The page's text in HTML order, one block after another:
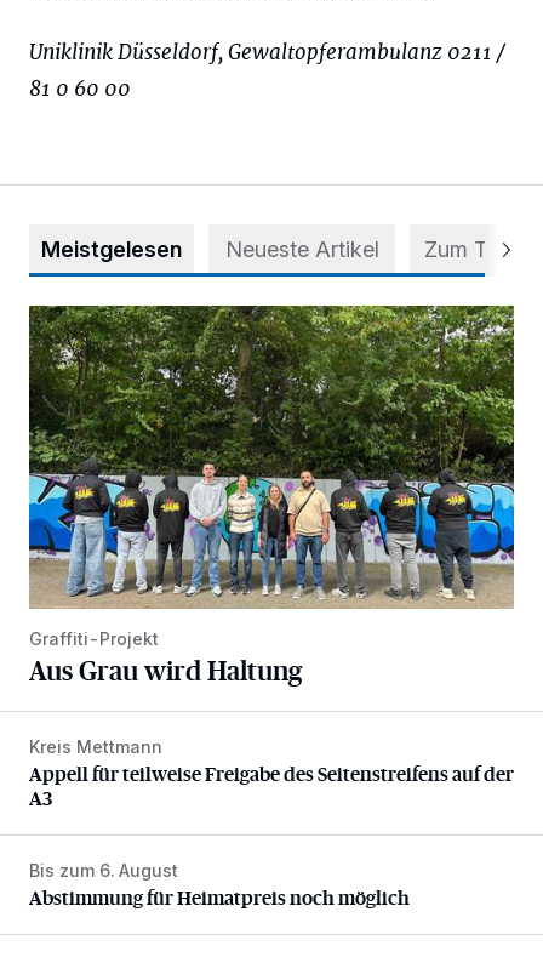
Uniklinik Düsseldorf, Gewaltopferambulanz 0211 /
81 0 60 00
Meistgelesen Neueste Artikel Zum Thema
Aus Grau wird Haltung
Graffiti-Projekt
Aus Grau wird Haltung
Appell für teilweise Freigabe des Seitenstreifens auf der A3
Kreis Mettmann
Appell für teilweise Freigabe des Seitenstreifens auf der
A3
Abstimmung für Heimatpreis noch möglich
Bis zum 6. August
Abstimmung für Heimatpreis noch möglich